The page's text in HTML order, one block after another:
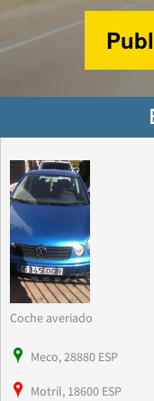
Coche averiado
Meco, 28880 ESP
Motril, 18600 ESP